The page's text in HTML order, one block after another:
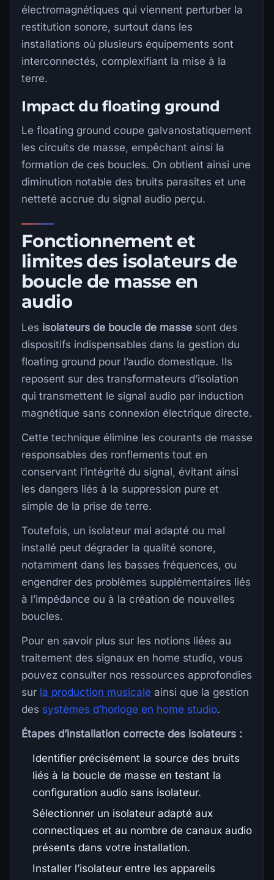
électromagnétiques qui viennent perturber la
restitution sonore, surtout dans les
installations où plusieurs équipements sont
interconnectés, complexifiant la mise à la
terre.
Impact du floating ground
Le floating ground coupe galvanostatiquement
les circuits de masse, empêchant ainsi la
formation de ces boucles. On obtient ainsi une
diminution notable des bruits parasites et une
netteté accrue du signal audio perçu.
Fonctionnement et
limites des isolateurs de
boucle de masse en
audio
Les isolateurs de boucle de masse sont des
dispositifs indispensables dans la gestion du
floating ground pour l’audio domestique. Ils
reposent sur des transformateurs d’isolation
qui transmettent le signal audio par induction
magnétique sans connexion électrique directe.
Cette technique élimine les courants de masse
responsables des ronflements tout en
conservant l’intégrité du signal, évitant ainsi
les dangers liés à la suppression pure et
simple de la prise de terre.
Toutefois, un isolateur mal adapté ou mal
installé peut dégrader la qualité sonore,
notamment dans les basses fréquences, ou
engendrer des problèmes supplémentaires liés
à l’impédance ou à la création de nouvelles
boucles.
Pour en savoir plus sur les notions liées au
traitement des signaux en home studio, vous
pouvez consulter nos ressources approfondies
sur la production musicale ainsi que la gestion
des systèmes d’horloge en home studio.
Étapes d’installation correcte des isolateurs :
Identifier précisément la source des bruits
liés à la boucle de masse en testant la
configuration audio sans isolateur.
Sélectionner un isolateur adapté aux
connectiques et au nombre de canaux audio
présents dans votre installation.
Installer l’isolateur entre les appareils